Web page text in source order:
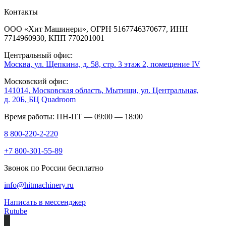
Контакты
ООО «Хит Машинери», ОГРН 5167746370677, ИНН
7714960930, КПП 770201001
Центральный офис:
Москва, ул. Щепкина, д. 58, стр. 3 этаж 2, помещение IV
Московский офис:
141014, Московская область, Мытищи, ул. Центральная,
д. 20Б, БЦ Quadroom
Время работы: ПН-ПТ — 09:00 — 18:00
8 800-220-2-220
+7 800-301-55-89
Звонок по России бесплатно
info@hitmachinery.ru
Написать в мессенджер
Rutube